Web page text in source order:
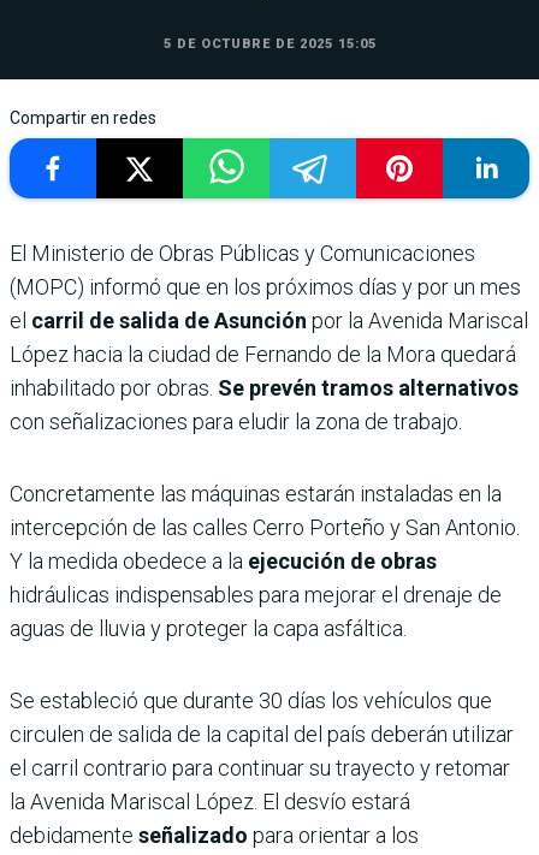
5 DE OCTUBRE DE 2025 15:05
Compartir en redes
El Ministerio de Obras Públicas y Comunicaciones
(MOPC) informó que en los próximos días y por un mes
el carril de salida de Asunción por la Avenida Mariscal
López hacia la ciudad de Fernando de la Mora quedará
inhabilitado por obras. Se prevén tramos alternativos
con señalizaciones para eludir la zona de trabajo.
Concretamente las máquinas estarán instaladas en la
intercepción de las calles Cerro Porteño y San Antonio.
Y la medida obedece a la ejecución de obras
hidráulicas indispensables para mejorar el drenaje de
aguas de lluvia y proteger la capa asfáltica.
Se estableció que durante 30 días los vehículos que
circulen de salida de la capital del país deberán utilizar
el carril contrario para continuar su trayecto y retomar
la Avenida Mariscal López. El desvío estará
debidamente señalizado para orientar a los